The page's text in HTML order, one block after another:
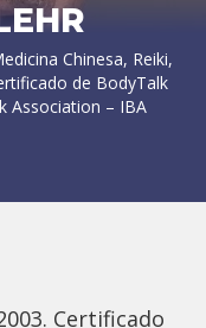
Chinesa, Reiki,
de BodyTalk
Association – IBA
Certificado